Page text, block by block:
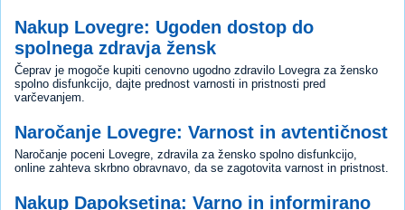
Nakup Lovegre: Ugoden dostop do
spolnega zdravja žensk
Čeprav je mogoče kupiti cenovno ugodno zdravilo Lovegra za žensko
spolno disfunkcijo, dajte prednost varnosti in pristnosti pred
varčevanjem.
Naročanje Lovegre: Varnost in avtentičnost
Naročanje poceni Lovegre, zdravila za žensko spolno disfunkcijo,
online zahteva skrbno obravnavo, da se zagotovita varnost in pristnost.
Nakup Dapoksetina: Varno in informirano